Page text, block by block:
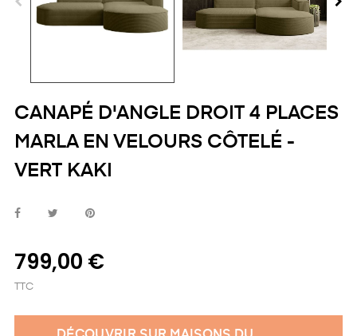
CANAPÉ D'ANGLE DROIT 4 PLACES
MARLA EN VELOURS CÔTELÉ -
VERT KAKI
799,00 €
TTC